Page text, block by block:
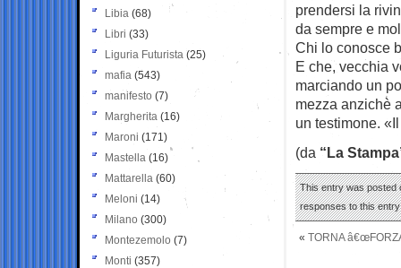
prendersi la
da sempre e
Chi lo conosce
E che, vecchia
marciando un
mezza anzichè
un testimone.
(da “La
This entry was posted
responses to this
« TORNA
Libia (68)
Libri (33)
Liguria Futurista (25)
mafia (543)
manifesto (7)
Margherita (16)
Maroni (171)
Mastella (16)
Mattarella (60)
Meloni (14)
Milano (300)
Montezemolo (7)
Monti (357)